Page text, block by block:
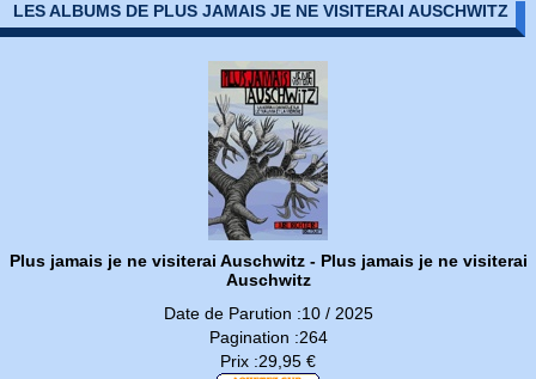
LES ALBUMS DE PLUS JAMAIS JE NE VISITERAI AUSCHWITZ
Plus jamais je ne visiterai Auschwitz - Plus jamais je ne visiterai
Auschwitz
Date de Parution :10 / 2025
Pagination :264
Prix :29,95 €